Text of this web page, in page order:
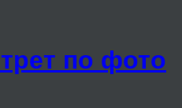
по фото